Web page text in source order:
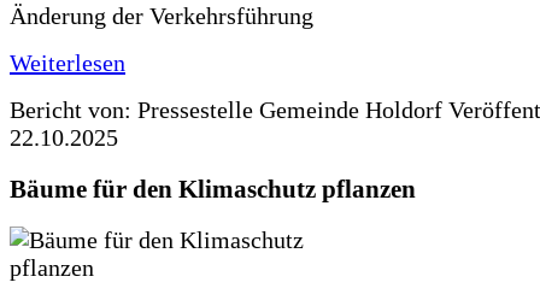
Änderung der Verkehrsführung
Weiterlesen
Bericht von: Pressestelle Gemeinde Holdorf
22.10.2025
Bäume für den Klimaschutz pflanzen